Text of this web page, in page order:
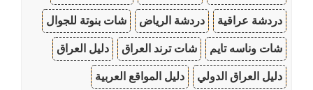
دردشة عراقية دردشة الرياض شات بنوتة للجوال
شات وناسه تايم شات ترند العراق دليل العراق
دليل العراق الدولي دليل المواقع العربية